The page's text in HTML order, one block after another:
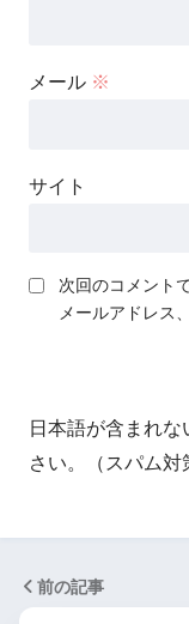
メール ※
サイト
次回のコメント
メールアドレス
日本語が含まれ
さい。（スパム対
前の記事